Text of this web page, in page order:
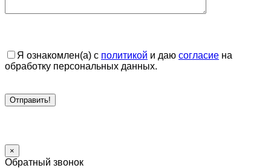
Я ознакомлен(а) с политикой и даю согласие на
обработку персональных данных.
×
Обратный звонок